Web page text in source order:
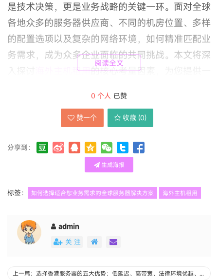
是技术决策，更是业务战略的关键一环。面对全球
各地众多的服务器供应商、不同的机房位置、多样
的配置选项以及复杂的网络环境，如何精准匹配业
务需求，成为众多企业面临的共同挑战。本文将深
海外主机租用的核心考量因素，为您提供一
中奠定坚实的技术基石。
需要综合权衡技术性能、成本效益、合规安全与长
期发展的决策过程。以下将从多个维度展开详细分
一、 明确核心业务需求与目标
阅读全文
0 个人 已赞
赞一个 收藏 (0)
分享到：
生成海报
标签： 如何选择适合您业务需求的全球服务器解决方案 海外主机租用
admin
关 注
上一篇：选择香港服务器的五大优势：低延迟、高带宽、法律环境优越、免备案及卓越的可靠性